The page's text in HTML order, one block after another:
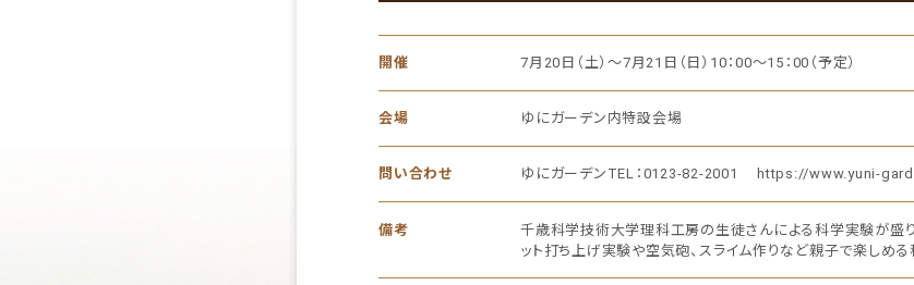
開催 7月20日（土）～7月21日（日）10：00～15：00（予定）
会場 ゆにガーデン内特設会場
問い合わせ ゆにガーデンTEL：0123-82-2001 https://www.yuni-
備考
千歳科学技術大学理科工房の生徒さんによる科学実験が盛り
ット打ち上げ実験や空気砲、スライム作りなど親子で楽しめる